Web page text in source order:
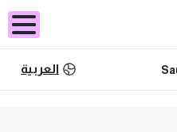
العربية